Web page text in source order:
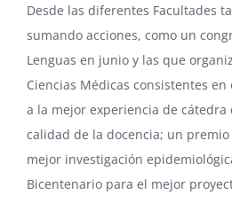
Desde las diferentes Facultades
sumando acciones, como un
Lenguas en junio y las que
Ciencias Médicas consistentes
a la mejor experiencia de
calidad de la docencia; un
mejor investigación
Bicentenario para el mejor